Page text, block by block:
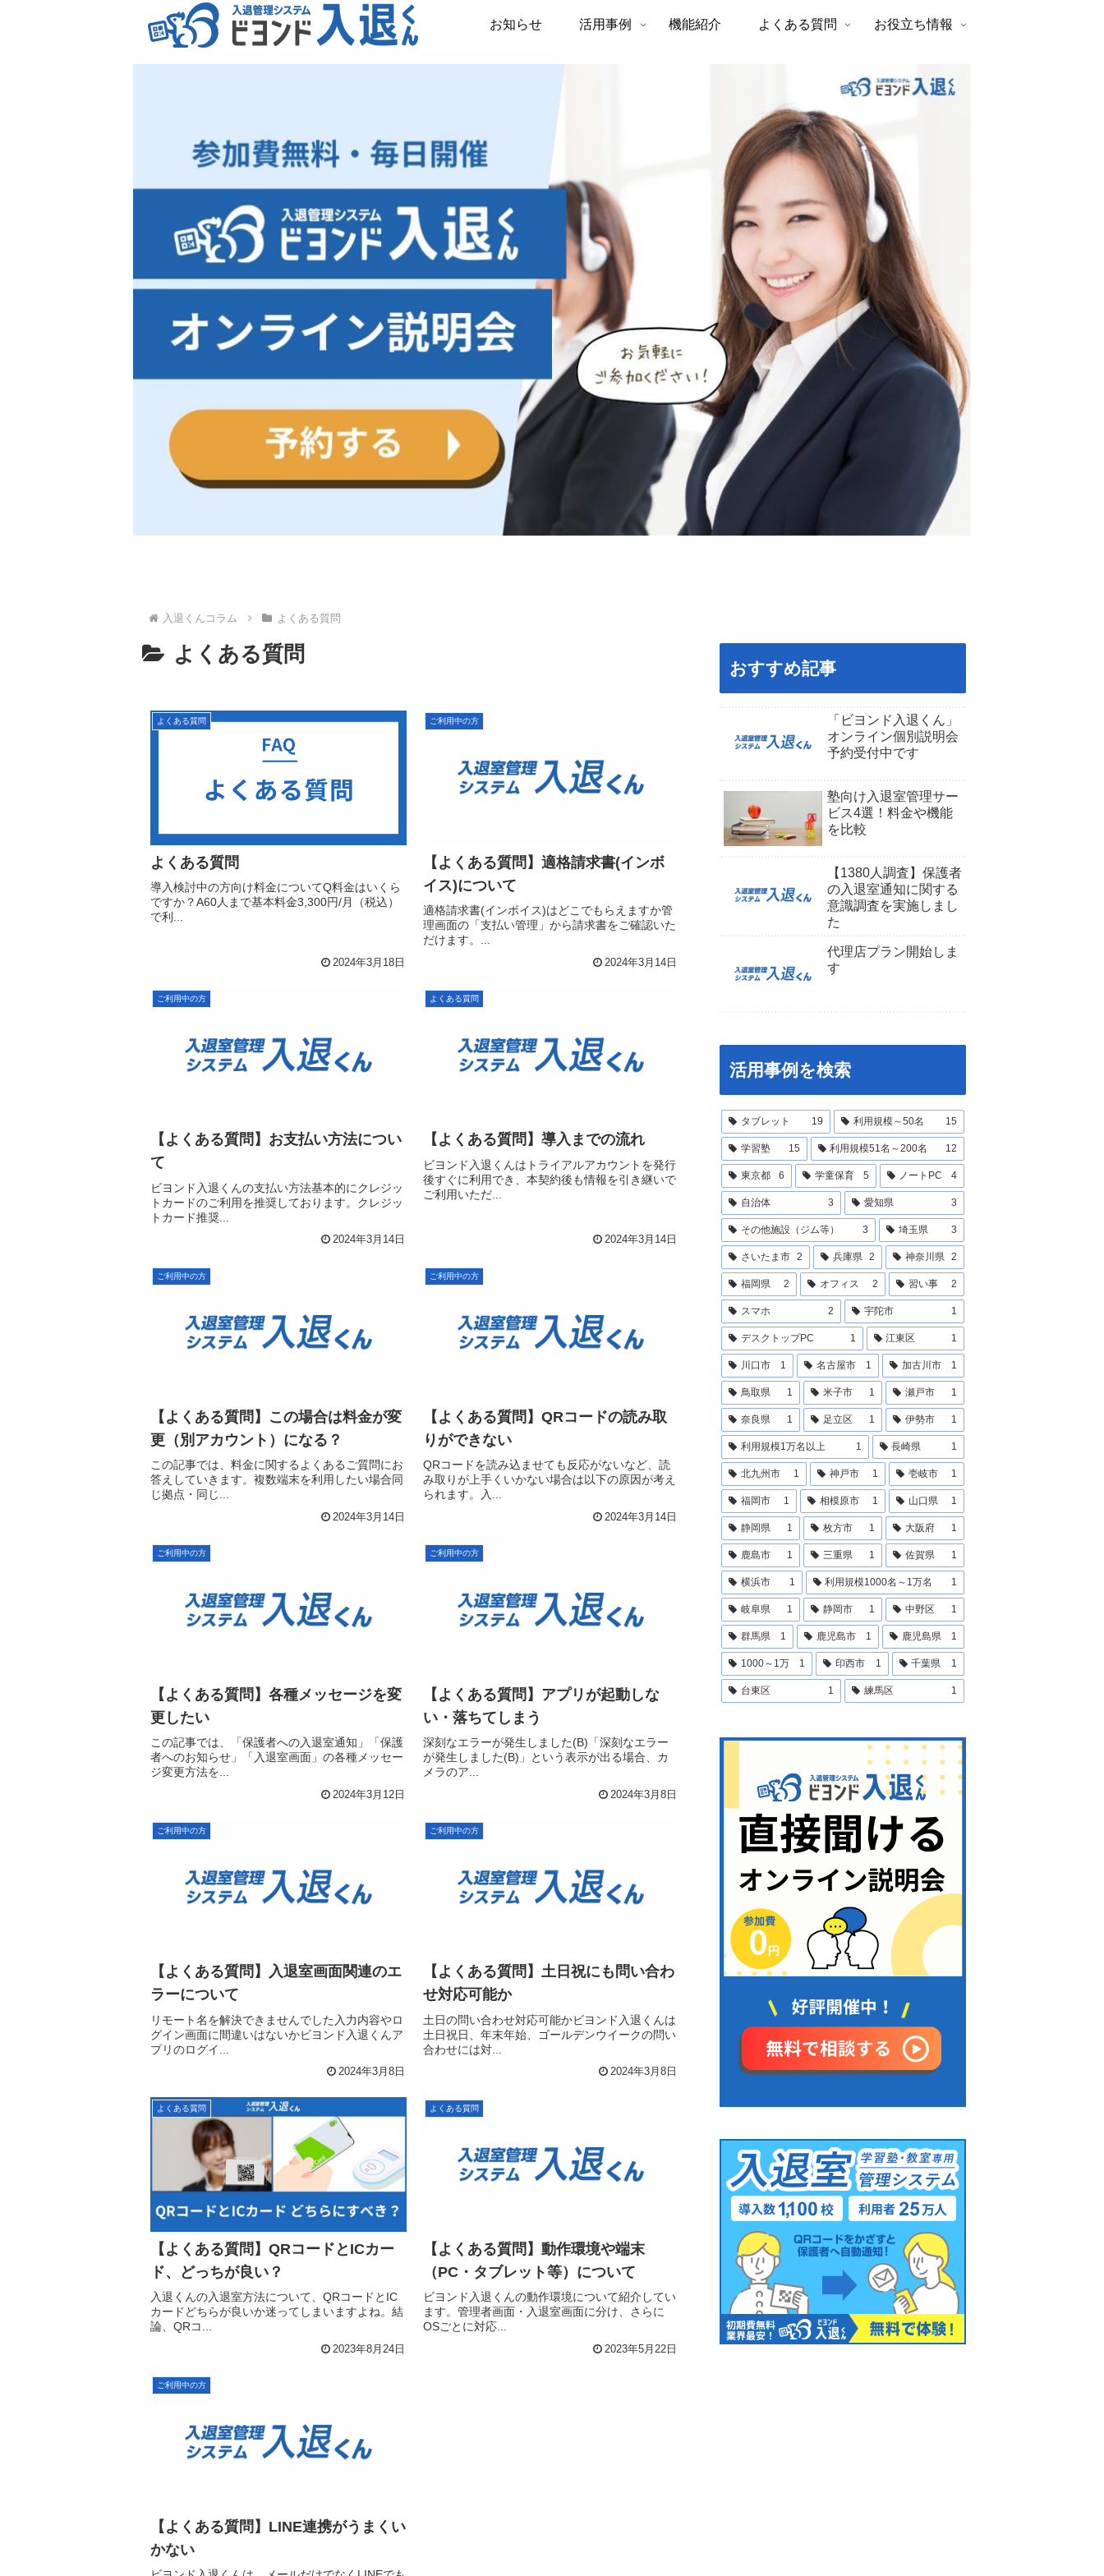
お知らせ 活用事例 機能紹介 よくある質問 お役立ち情報
入退くんコラム よくある質問
よくある質問
よくある質問
よくある質問
導入検討中の方向け料金についてQ料金はいくら
ですか？A60人まで基本料金3,300円/月（税込）
で利...
2024年3月18日
ご利用中の方
【よくある質問】適格請求書(インボ
イス)について
適格請求書(インボイス)はどこでもらえますか管
理画面の「支払い管理」から請求書をご確認いた
だけます。...
2024年3月14日
ご利用中の方
【よくある質問】お支払い方法につい
て
ビヨンド入退くんの支払い方法基本的にクレジッ
トカードのご利用を推奨しております。クレジッ
トカード推奨...
2024年3月14日
よくある質問
【よくある質問】導入までの流れ
ビヨンド入退くんはトライアルアカウントを発行
後すぐに利用でき、本契約後も情報を引き継いで
ご利用いただ...
2024年3月14日
ご利用中の方
【よくある質問】この場合は料金が変
更（別アカウント）になる？
この記事では、料金に関するよくあるご質問にお
答えしていきます。複数端末を利用したい場合同
じ拠点・同じ...
2024年3月14日
ご利用中の方
【よくある質問】QRコードの読み取
りができない
QRコードを読み込ませても反応がないなど、読
み取りが上手くいかない場合は以下の原因が考え
られます。入...
2024年3月14日
ご利用中の方
【よくある質問】各種メッセージを変
更したい
この記事では、「保護者への入退室通知」「保護
者へのお知らせ」「入退室画面」の各種メッセー
ジ変更方法を...
2024年3月12日
ご利用中の方
【よくある質問】アプリが起動しな
い・落ちてしまう
深刻なエラーが発生しました(B)「深刻なエラー
が発生しました(B)」という表示が出る場合、カ
メラのア...
2024年3月8日
ご利用中の方
【よくある質問】入退室画面関連のエ
ラーについて
リモート名を解決できませんでした入力内容やロ
グイン画面に間違いはないかビヨンド入退くんア
プリのログイ...
2024年3月8日
ご利用中の方
【よくある質問】土日祝にも問い合わ
せ対応可能か
土日の問い合わせ対応可能かビヨンド入退くんは
土日祝日、年末年始、ゴールデンウイークの問い
合わせには対...
2024年3月8日
よくある質問
【よくある質問】QRコードとICカー
ド、どっちが良い？
入退くんの入退室方法について、QRコードとIC
カードどちらが良いか迷ってしまいますよね。結
論、QRコ...
2023年8月24日
よくある質問
【よくある質問】動作環境や端末
（PC・タブレット等）について
ビヨンド入退くんの動作環境について紹介してい
ます。管理者画面・入退室画面に分け、さらに
OSごとに対応...
2023年5月22日
ご利用中の方
【よくある質問】LINE連携がうまくい
かない
おすすめ記事
「ビヨンド入退くん」
オンライン個別説明会
予約受付中です
塾向け入退室管理サー
ビス4選！料金や機能
を比較
【1380人調査】保護者
の入退室通知に関する
意識調査を実施しまし
た
代理店プラン開始しま
す
活用事例を検索
タブレット 19 利用規模～50名 15
学習塾 15 利用規模51名～200名 12
東京都 6 学童保育 5 ノートPC 4
自治体 3 愛知県 3
その他施設（ジム等） 3 埼玉県 3
さいたま市 2 兵庫県 2 神奈川県 2
福岡県 2 オフィス 2 習い事 2
スマホ 2 宇陀市 1
デスクトップPC 1 江東区 1
川口市 1 名古屋市 1 加古川市 1
鳥取県 1 米子市 1 瀬戸市 1
奈良県 1 足立区 1 伊勢市 1
利用規模1万名以上 1 長崎県 1
北九州市 1 神戸市 1 壱岐市 1
福岡市 1 相模原市 1 山口県 1
静岡県 1 枚方市 1 大阪府 1
鹿島市 1 三重県 1 佐賀県 1
横浜市 1 利用規模1000名～1万名 1
岐阜県 1 静岡市 1 中野区 1
群馬県 1 鹿児島市 1 鹿児島県 1
1000～1万 1 印西市 1 千葉県 1
台東区 1 練馬区 1